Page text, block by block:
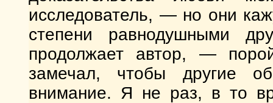
исследователь, — но они
степени равнодушными
продолжает автор, —
замечал, чтобы другие
внимание. Я не раз, в то